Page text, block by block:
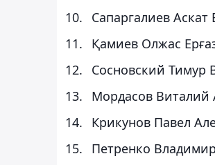
Сапаргалиев
Қамиев Олжас
Сосновский Тимур
Мордасов Виталий
Крикунов Павел
Петренко